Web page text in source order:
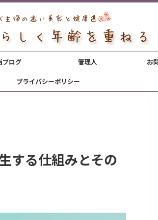
ブログ 管理人 お
プライバシーポリシー
する仕組みとその